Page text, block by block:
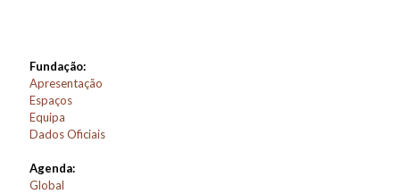
Fundação:
Apresentação
Espaços
Equipa
Dados Oficiais
Agenda:
Global